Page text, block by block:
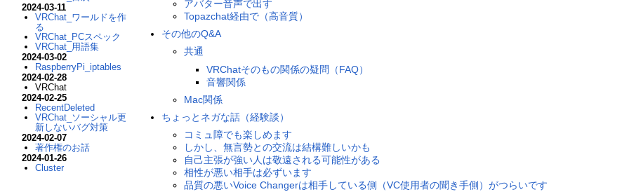
アバター音声で出す
Topazchat経由で（高音質）
その他のQ&A
共通
VRChatそのもの関係の疑問（FAQ）
音響関係
Mac関係
ちょっとネガな話（経験談）
コミュ障でも楽しめます
しかし、無言勢との交流は結構難しいかも
自己主張が強い人は敬遠される可能性がある
相性が悪い相手は必ずいます
品質の悪いVoice Changerは相手している側（VC使用者の聞き手側）がつらいです
2024-03-11
VRChat_ワールドを作
る
VRChat_PCスペック
VRChat_用語集
2024-03-02
RaspberryPi_iptables
2024-02-28
VRChat
2024-02-25
RecentDeleted
VRChat_ソーシャル更
新しないバグ対策
2024-02-07
著作権のお話
2024-01-26
Cluster